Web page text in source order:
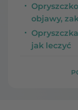
objawy,
jak leczyć